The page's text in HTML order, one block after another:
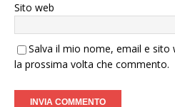
Sito web
Salva il mio nome, email e
la prossima volta che commento.